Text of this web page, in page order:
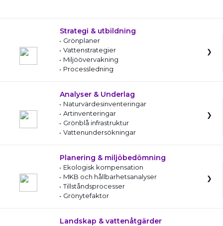
Strategi & utbildning
Grönplaner
Vattenstrategier
Miljöövervakning
Processledning
Analyser & Underlag
Naturvärdesinventeringar
Artinventeringar
Grönblå infrastruktur
Vattenundersökningar
Planering & miljöbedömning
Ekologisk kompensation
MKB och hållbarhetsanalyser
Tillståndsprocesser
Grönytefaktor
Landskap & vattenåtgärder